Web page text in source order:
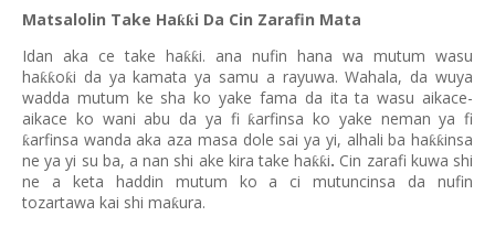
Matsalolin Take Haƙƙi Da Cin Zarafin Mata
Idan aka ce take haƙƙi. ana nufin hana wa mutum wasu
haƙƙoƙi da ya kamata ya samu a rayuwa. Wahala, da wuya
wadda mutum ke sha ko yake fama da ita ta wasu aikace-
aikace ko wani abu da ya fiƙarfinsa ko yake neman ya fi
ƙarfinsa wanda aka aza masa dole sai ya yi, alhali ba haƙƙinsa
ne ya yi su ba, a nan shi ake kira take haƙƙi. Cin zarafi kuwa shi
ne a keta haddin mutum ko a ci mutuncinsa da nufin
tozartawa kai shi maƙura.